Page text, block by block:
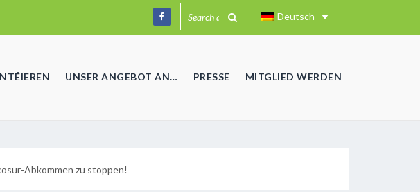
Deutsch
UNSER ANGEBOT AN… PRESSE MITGLIED WERDEN
Abkommen zu stoppen!